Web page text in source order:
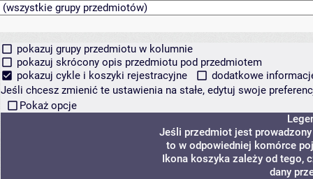
pokazuj grupy przedmiotu w kolumnie
pokazuj skrócony opis przedmiotu pod przedmiotem
pokazuj cykle i koszyki rejestracyjne
dodatkowe
Jeśli chcesz zmienić te ustawienia na stałe, edytuj swoje
Pokaż opcje
Jeśli przedmiot jest
to w odpowiedniej komórce
Ikona koszyka zależy od tego,
dany